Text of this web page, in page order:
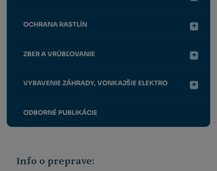
OCHRANA RASTLÍN
ZBER A VRÚBĽOVANIE
VYBAVENIE ZÁHRADY, VONKAJŠIE ELEKTRO
ODBORNÉ PUBLIKÁCIE
Info o preprave: